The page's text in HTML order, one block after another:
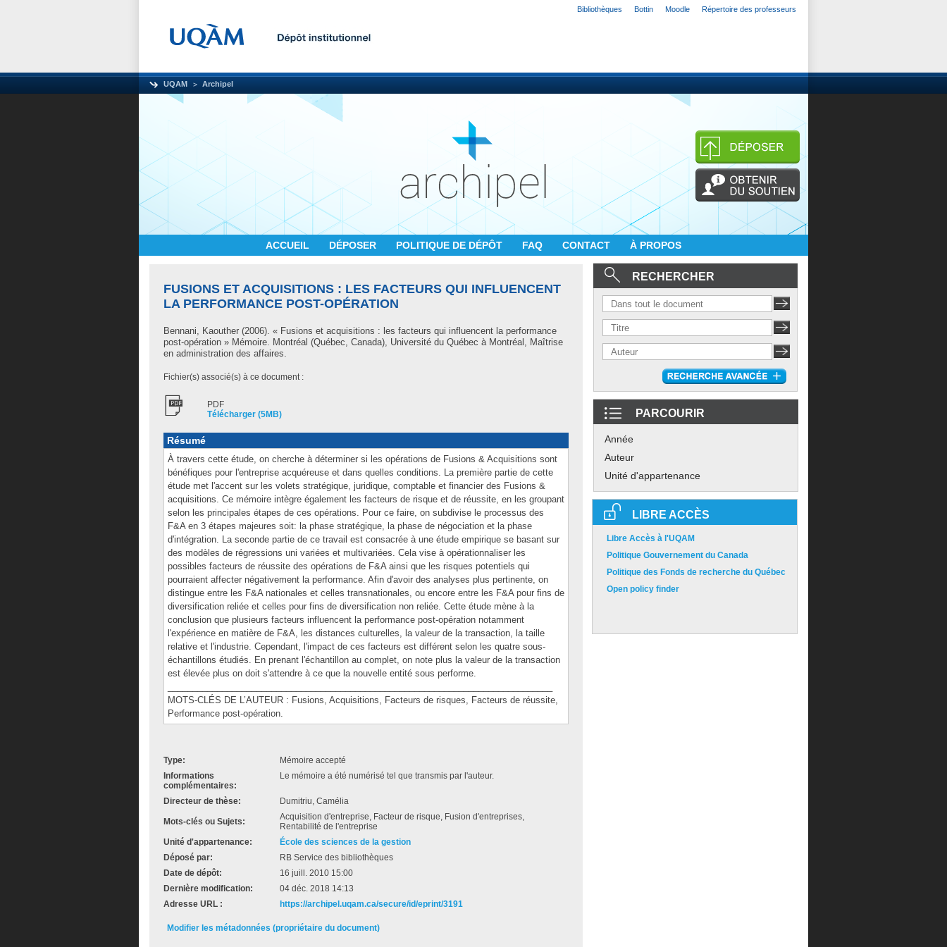
Bibliothèques Bottin Moodle Répertoire des professeurs
UQAM Archipel
ACCUEIL DÉPOSER POLITIQUE DE DÉPÔT FAQ CONTACT À PROPOS
FUSIONS ET ACQUISITIONS : LES FACTEURS QUI INFLUENCENT
LA PERFORMANCE POST-OPÉRATION
Bennani, Kaouther (2006). « Fusions et acquisitions : les facteurs qui influencent la performance
post-opération » Mémoire. Montréal (Québec, Canada), Université du Québec à Montréal, Maîtrise
en administration des affaires.
Fichier(s) associé(s) à ce document :
PDF
Télécharger (5MB)
Résumé
À travers cette étude, on cherche à déterminer si les opérations de Fusions & Acquisitions sont
bénéfiques pour l'entreprise acquéreuse et dans quelles conditions. La première partie de cette
étude met l'accent sur les volets stratégique, juridique, comptable et financier des Fusions &
acquisitions. Ce mémoire intègre également les facteurs de risque et de réussite, en les groupant
selon les principales étapes de ces opérations. Pour ce faire, on subdivise le processus des
F&A en 3 étapes majeures soit: la phase stratégique, la phase de négociation et la phase
d'intégration. La seconde partie de ce travail est consacrée à une étude empirique se basant sur
des modèles de régressions uni variées et multivariées. Cela vise à opérationnaliser les
possibles facteurs de réussite des opérations de F&A ainsi que les risques potentiels qui
pourraient affecter négativement la performance. Afin d'avoir des analyses plus pertinente, on
distingue entre les F&A nationales et celles transnationales, ou encore entre les F&A pour fins de
diversification reliée et celles pour fins de diversification non reliée. Cette étude mène à la
conclusion que plusieurs facteurs influencent la performance post-opération notamment
l'expérience en matière de F&A, les distances culturelles, la valeur de la transaction, la taille
relative et l'industrie. Cependant, l'impact de ces facteurs est différent selon les quatre sous-
échantillons étudiés. En prenant l'échantillon au complet, on note plus la valeur de la transaction
est élevée plus on doit s'attendre à ce que la nouvelle entité sous performe.
MOTS-CLÉS DE L’AUTEUR : Fusions, Acquisitions, Facteurs de risques, Facteurs de réussite,
Performance post-opération.
Type:
Mémoire accepté
Informations
complémentaires:
Le mémoire a été numérisé tel que transmis par l'auteur.
Directeur de thèse: Dumitriu, Camélia
Mots-clés ou Sujets:
Acquisition d'entreprise, Facteur de risque, Fusion d'entreprises,
Rentabilité de l'entreprise
Unité d'appartenance:
École des sciences de la gestion
Déposé par:
RB Service des bibliothèques
Date de dépôt:
16 juill. 2010 15:00
Dernière modification:
04 déc. 2018 14:13
Adresse URL :
https://archipel.uqam.ca/secure/id/eprint/3191
Modifier les métadonnées (propriétaire du document)
RECHERCHER
PARCOURIR
Année
Auteur
Unité d'appartenance
LIBRE ACCÈS
Libre Accès à l'UQAM
Politique Gouvernement du Canada
Politique des Fonds de recherche du Québec
Open policy finder